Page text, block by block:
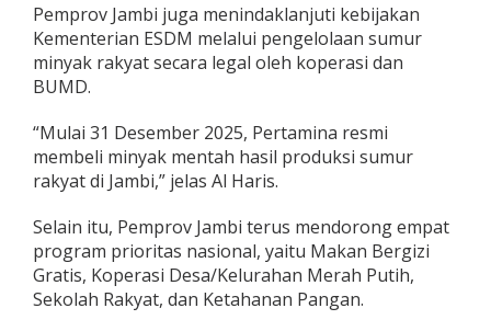
Pemprov Jambi juga menindaklanjuti kebijakan
Kementerian ESDM melalui pengelolaan sumur
minyak rakyat secara legal oleh koperasi dan
BUMD.
“Mulai 31 Desember 2025, Pertamina resmi
membeli minyak mentah hasil produksi sumur
rakyat di Jambi,” jelas Al Haris.
Selain itu, Pemprov Jambi terus mendorong empat
program prioritas nasional, yaitu Makan Bergizi
Gratis, Koperasi Desa/Kelurahan Merah Putih,
Sekolah Rakyat, dan Ketahanan Pangan.